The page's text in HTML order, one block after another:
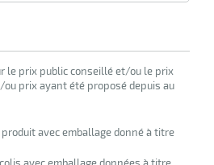
le prix public conseillé et/ou le prix
prix ayant été proposé depuis au
avec emballage donné à titre